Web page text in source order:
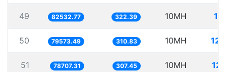
49 82532.77 322.39 10MH
50 79573.49 310.83 10MH
51 78707.31 307.45 10MH